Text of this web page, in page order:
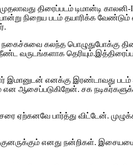
முதலாவது திரைப்படம்
நிறைய படம் தயாரிக்க
நகைச்சுவை கலந்த பொழுதுபோக்கு
எனக்கு இரண்டாவது படம்
ஆசைப்படுகிறேன். சக
ஏற்கனவே பார்த்து விட்டேன்.
எனது நன்றிகள்.